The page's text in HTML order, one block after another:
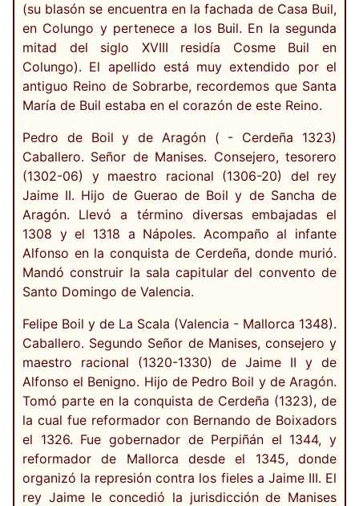
(su blasón se encuentra en la fachada de Casa Buil,
en Colungo y pertenece a los Buil. En la segunda
mitad del siglo XVIII residía Cosme Buil en
Colungo). El apellido está muy extendido por el
antiguo Reino de Sobrarbe, recordemos que Santa
María de Buil estaba en el corazón de este Reino.
Pedro de Boil y de Aragón ( - Cerdeña 1323)
Caballero. Señor de Manises. Consejero, tesorero
(1302-06) y maestro racional (1306-20) del rey
Jaime II. Hijo de Guerao de Boil y de Sancha de
Aragón. Llevó a término diversas embajadas el
1308 y el 1318 a Nápoles. Acompaño al infante
Alfonso en la conquista de Cerdeña, donde murió.
Mandó construir la sala capitular del convento de
Santo Domingo de Valencia.
Felipe Boil y de La Scala (Valencia - Mallorca 1348).
Caballero. Segundo Señor de Manises, consejero y
maestro racional (1320-1330) de Jaime II y de
Alfonso el Benigno. Hijo de Pedro Boil y de Aragón.
Tomó parte en la conquista de Cerdeña (1323), de
la cual fue reformador con Bernando de Boixadors
el 1326. Fue gobernador de Perpiñán el 1344, y
reformador de Mallorca desde el 1345, donde
organizó la represión contra los fieles a Jaime III. El
rey Jaime le concedió la jurisdicción de Manises